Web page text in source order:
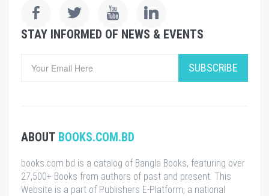
STAY INFORMED OF NEWS & EVENTS
SUBSCRIBE
ABOUT BOOKS.COM.BD
books.com.bd is a catalog of Bangla Books, featuring over
27,500+ Books from authors of past and present. This
Website is a part of Publishers E-Platform, a national